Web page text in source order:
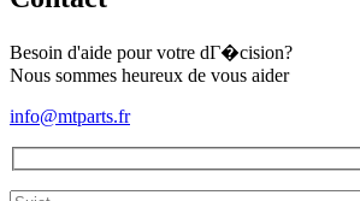
(complet)
Besoin d'aide pour votre dГ�cision?
Nous sommes heureux de vous aider
info@mtparts.fr